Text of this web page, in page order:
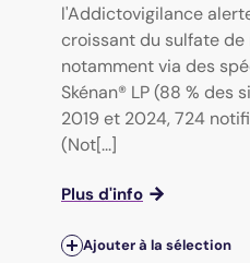
l'Addictovigilance
croissant du sulfate de
notamment via des
Skénan® LP (88 % des
2019 et 2024, 724
(Not[...]
Plus d'info
Ajouter à la sélection